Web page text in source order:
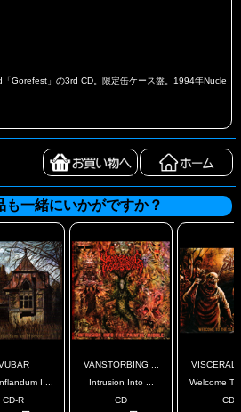
Gorefest」の3rd CD。限定缶ケース盤。1994年Nucle
も一緒にいかがですか？
I ...
CD-R
VANSTORBING ...
Intrusion Into ...
CD
VISCERAL
Welcome
CD